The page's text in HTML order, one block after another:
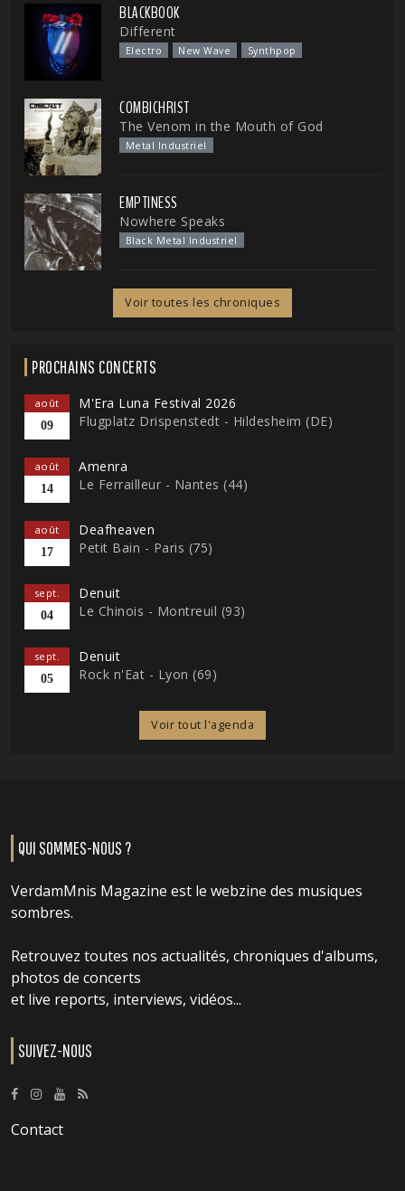
BLACKBOOK
Different
Electro New Wave Synthpop
COMBICHRIST
The Venom in the Mouth of God
Metal Industriel
EMPTINESS
Nowhere Speaks
Black Metal Industriel
Voir toutes les chroniques
PROCHAINS CONCERTS
août
09
M'Era Luna Festival 2026
Flugplatz Drispenstedt - Hildesheim (DE)
août
14
Amenra
Le Ferrailleur - Nantes (44)
août
17
Deafheaven
Petit Bain - Paris (75)
sept.
04
Denuit
Le Chinois - Montreuil (93)
sept.
05
Denuit
Rock n'Eat - Lyon (69)
Voir tout l'agenda
QUI SOMMES-NOUS ?
VerdamMnis Magazine est le webzine des musiques
sombres.
Retrouvez toutes nos actualités, chroniques d'albums,
photos de concerts
et live reports, interviews, vidéos...
SUIVEZ-NOUS
Contact